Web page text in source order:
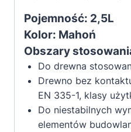
Pojemność: 2,5L
Kolor: Mahoń
Obszary
Do drewna
Drewno bez
EN 335-1, klasy
Do niestabilnych
elementów